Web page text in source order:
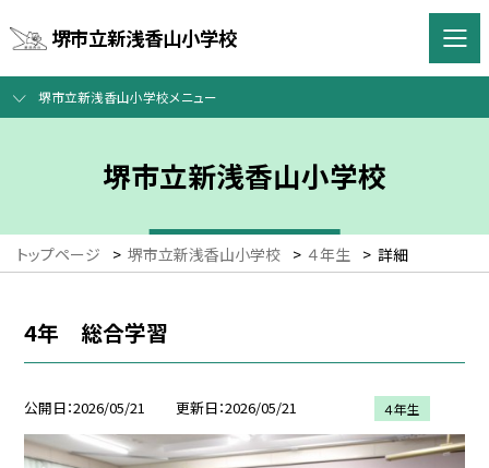
堺市立新浅香山小学校
堺市立新浅香山小学校メニュー
堺市立新浅香山小学校
トップページ > 堺市立新浅香山小学校 > ４年生 > 詳細
4年 総合学習
公開日 2026/05/21 更新日 2026/05/21 ４年生